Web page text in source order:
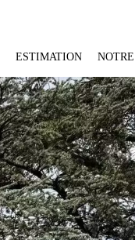
ESTIMATION